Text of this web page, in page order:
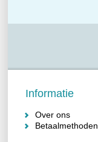
Informatie
Over ons
Betaalmethoden